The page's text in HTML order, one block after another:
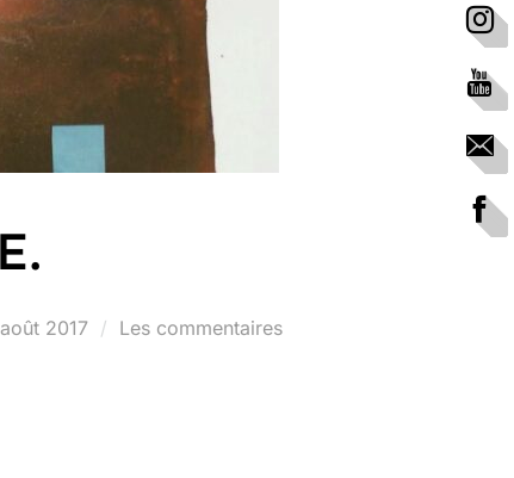
2017
Les commentaires